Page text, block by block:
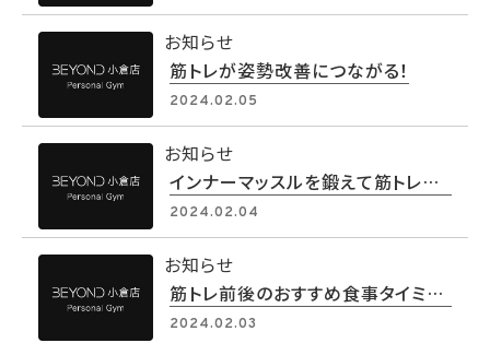
お知らせ
筋トレが姿勢改善につながる！
2024.02.05
お知らせ
インナーマッスルを鍛えて筋トレの効果UP
2024.02.04
お知らせ
筋トレ前後のおすすめ食事タイミング
2024.02.03